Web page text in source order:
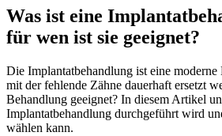
Was ist eine
für wen ist sie geeignet?
Die Implantatbehandlung ist eine moderne
mit der fehlende Zähne dauerhaft ersetzt
Behandlung geeignet? In diesem Artikel
Implantatbehandlung durchgeführt wird
wählen kann.